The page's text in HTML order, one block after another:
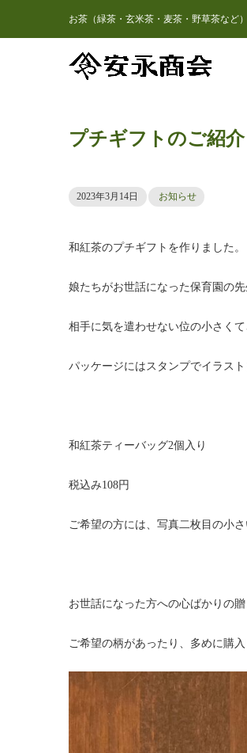
お茶（緑茶・玄米茶・麦茶・野草茶など
プチギフトのご紹介
2023年3月14日 お知らせ
和紅茶のプチギフトを作りました。
娘たちがお世話になった保育園の
相手に気を遣わせない位の小さく
パッケージにはスタンプでイラス
和紅茶ティーバッグ2個入り
税込み108円
ご希望の方には、写真二枚目の小
お世話になった方への心ばかりの
ご希望の柄があったり、多めに購